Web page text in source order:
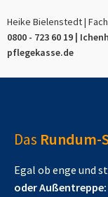
Heike Bielenstedt |
0800 - 723 60 19 |
pflegekasse.de
Das Rundum-
Egal ob enge und
oder Außentreppe: